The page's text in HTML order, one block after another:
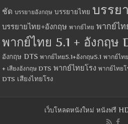
ชัด บรรยายอังกฤษ บรรยายไทย บรรย
บรรยายไทย+อังกฤษ พากย์ไทย พากย์ไ
พากย์ไทย 5.1 + อังกฤษ
อังกฤษ DTS พากย์ไทย5.1+อังกฤษ5.1 พากย์ไท
+ เสียงอังกฤษ DTS พากย์ไทยโรง พากย์ไทยโ
DTS เสียงไทยโรง
เว็บโหลดหนังใหม่ หนังฟรี